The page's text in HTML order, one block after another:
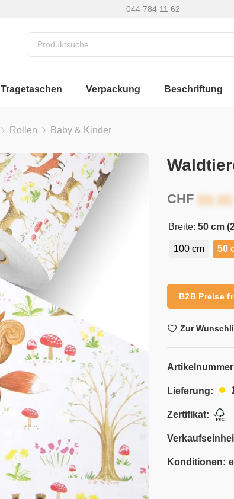
044 784 11 62
Tragetaschen Verpackung Beschriftung
Rollen Baby & Kinder
CHF
Breite: 50 cm
100 cm 50
B2B Preise
Zur
Lieferung:
Zertifikat:
Konditionen: